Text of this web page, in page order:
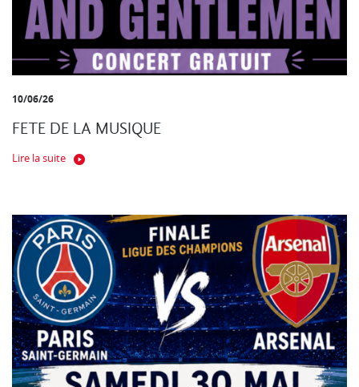
10/06/26
FETE DE LA MUSIQUE
Lire la suite